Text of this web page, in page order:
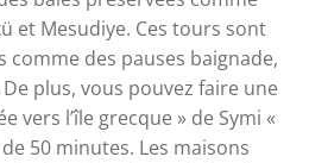
et Mesudiye. Ces tours sont
comme des pauses baignade,
plus, vous pouvez faire une
vers l’île grecque » de Symi «
50 minutes. Les maisons